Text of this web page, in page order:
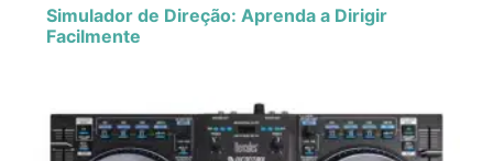
Simulador de Direção: Aprenda a Dirigir
Facilmente